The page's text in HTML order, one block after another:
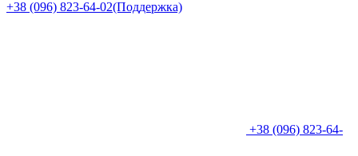
+38 (096) 823-64-02(Поддержка)
+38 (096) 823-64-